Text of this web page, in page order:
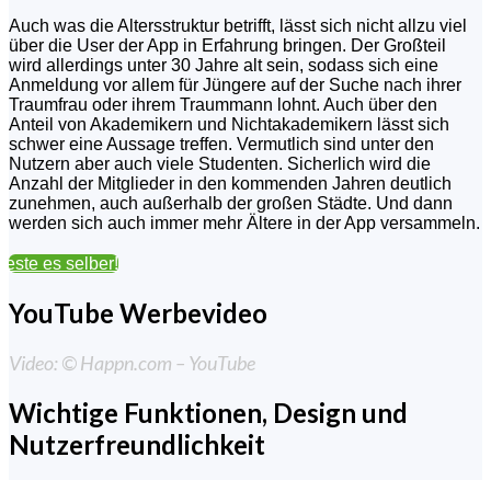
Auch was die Altersstruktur betrifft, lässt sich nicht allzu viel
über die User der App in Erfahrung bringen. Der Großteil
wird allerdings unter 30 Jahre alt sein, sodass sich eine
Anmeldung vor allem für Jüngere auf der Suche nach ihrer
Traumfrau oder ihrem Traummann lohnt. Auch über den
Anteil von Akademikern und Nichtakademikern lässt sich
schwer eine Aussage treffen. Vermutlich sind unter den
Nutzern aber auch viele Studenten. Sicherlich wird die
Anzahl der Mitglieder in den kommenden Jahren deutlich
zunehmen, auch außerhalb der großen Städte. Und dann
werden sich auch immer mehr Ältere in der App versammeln.
es selber!
YouTube Werbevideo
Video: © Happn.com – YouTube
Wichtige Funktionen, Design und
Nutzerfreundlichkeit